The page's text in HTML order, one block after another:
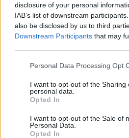
disclosure of your personal
IAB’s list of downstream
also be disclosed by us to third
Downstream Participants that may
Personal Data Processing Opt
I want to opt-out of the Sharing
personal data.
Opted In
I want to opt-out of the Sale of
Personal Data.
Opted In